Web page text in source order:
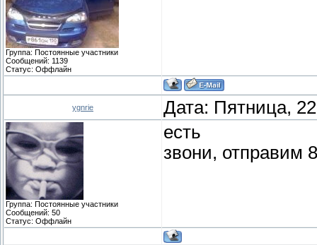
Группа: Постоянные участники
Сообщений: 1139
Статус: Оффлайн
ygnrie Дата: Пятница,
Группа: Постоянные участники
Сообщений: 50
Статус: Оффлайн
есть
звони, отправим